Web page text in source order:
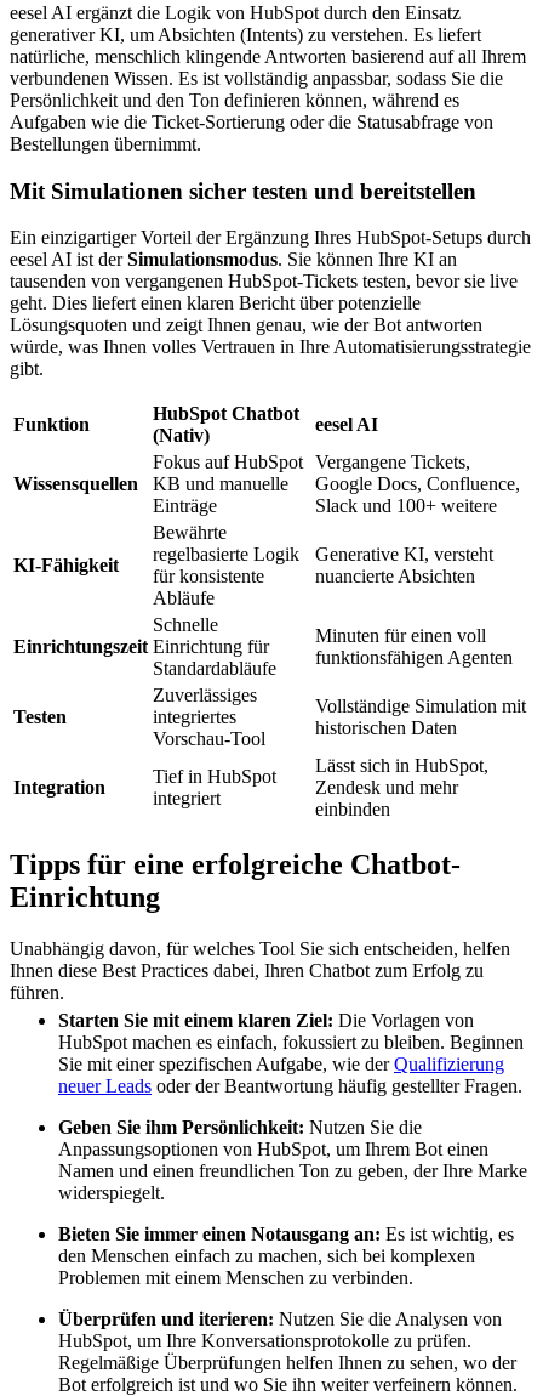
eesel AI ergänzt die Logik von HubSpot durch den Einsatz
generativer KI, um Absichten (Intents) zu verstehen. Es liefert
natürliche, menschlich klingende Antworten basierend auf all Ihrem
verbundenen Wissen. Es ist vollständig anpassbar, sodass Sie die
Persönlichkeit und den Ton definieren können, während es
Aufgaben wie die Ticket-Sortierung oder die Statusabfrage von
Bestellungen übernimmt.
Mit Simulationen sicher testen und bereitstellen
Ein einzigartiger Vorteil der Ergänzung Ihres HubSpot-Setups durch
eesel AI ist derSimulationsmodus. Sie können Ihre KI an
tausenden von vergangenen HubSpot-Tickets testen, bevor sie live
geht. Dies liefert einen klaren Bericht über potenzielle
Lösungsquoten und zeigt Ihnen genau, wie der Bot antworten
würde, was Ihnen volles Vertrauen in Ihre Automatisierungsstrategie
gibt.
Funktion
HubSpot Chatbot
(Nativ)
eesel AI
Wissensquellen
Fokus auf HubSpot
KB und manuelle
Einträge
Vergangene Tickets,
Google Docs, Confluence,
Slack und 100+ weitere
KI-Fähigkeit
Bewährte
regelbasierte Logik
für konsistente
Abläufe
Generative KI, versteht
nuancierte Absichten
Einrichtungszeit
Schnelle
Einrichtung für
Standardabläufe
Minuten für einen voll
funktionsfähigen Agenten
Testen
Zuverlässiges
integriertes
Vorschau-Tool
Vollständige Simulation mit
historischen Daten
Integration
Tief in HubSpot
integriert
Lässt sich in HubSpot,
Zendesk und mehr
einbinden
Tipps für eine erfolgreiche Chatbot-
Einrichtung
Unabhängig davon, für welches Tool Sie sich entscheiden, helfen
Ihnen diese Best Practices dabei, Ihren Chatbot zum Erfolg zu
führen.
Starten Sie mit einem klaren Ziel: Die Vorlagen von
HubSpot machen es einfach, fokussiert zu bleiben. Beginnen
Sie mit einer spezifischen Aufgabe, wie derQualifizierung
neuer Leads oder der Beantwortung häufig gestellter Fragen.
Geben Sie ihm Persönlichkeit: Nutzen Sie die
Anpassungsoptionen von HubSpot, um Ihrem Bot einen
Namen und einen freundlichen Ton zu geben, der Ihre Marke
widerspiegelt.
Bieten Sie immer einen Notausgang an: Es ist wichtig, es
den Menschen einfach zu machen, sich bei komplexen
Problemen mit einem Menschen zu verbinden.
Überprüfen und iterieren: Nutzen Sie die Analysen von
HubSpot, um Ihre Konversationsprotokolle zu prüfen.
Regelmäßige Überprüfungen helfen Ihnen zu sehen, wo der
Bot erfolgreich ist und wo Sie ihn weiter verfeinern können.